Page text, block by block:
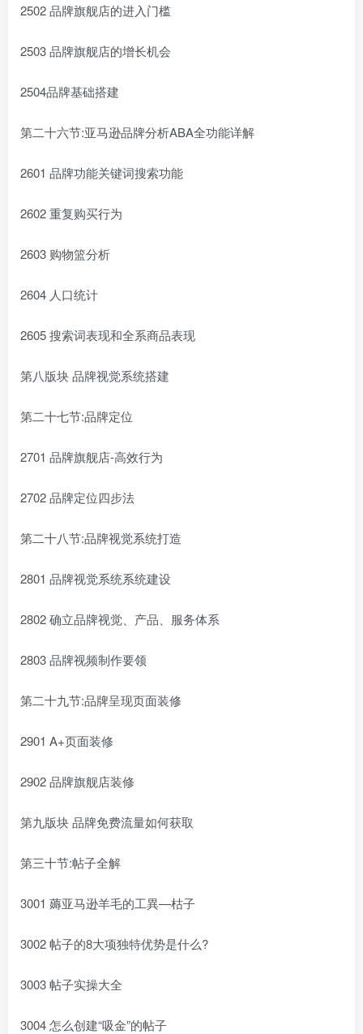
2502 品牌旗舰店的进入门槛
2503 品牌旗舰店的增长机会
2504品牌基础搭建
第二十六节:亚马逊品牌分析ABA全功能详解
2601 品牌功能关键词搜索功能
2602 重复购买行为
2603 购物篮分析
2604 人口统计
2605 搜索词表现和全系商品表现
第八版块 品牌视觉系统搭建
第二十七节:品牌定位
2701 品牌旗舰店-高效行为
2702 品牌定位四步法
第二十八节:品牌视觉系统打造
2801 品牌视觉系统系统建设
2802 确立品牌视觉、产品、服务体系
2803 品牌视频制作要领
第二十九节:品牌呈现页面装修
2901 A+页面装修
2902 品牌旗舰店装修
第九版块 品牌免费流量如何获取
第三十节:帖子全解
3001 薅亚马逊羊毛的工異—枯子
3002 帖子的8大项独特优势是什么?
3003 帖子实操大全
3004 怎么创建“吸金”的帖子